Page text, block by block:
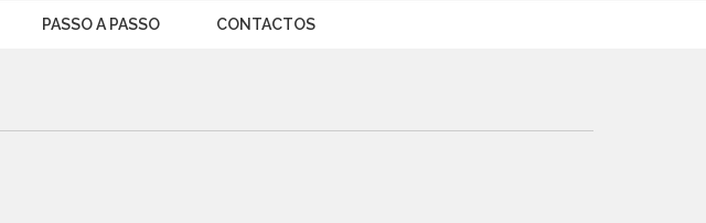
PASSO A PASSO CONTACTOS